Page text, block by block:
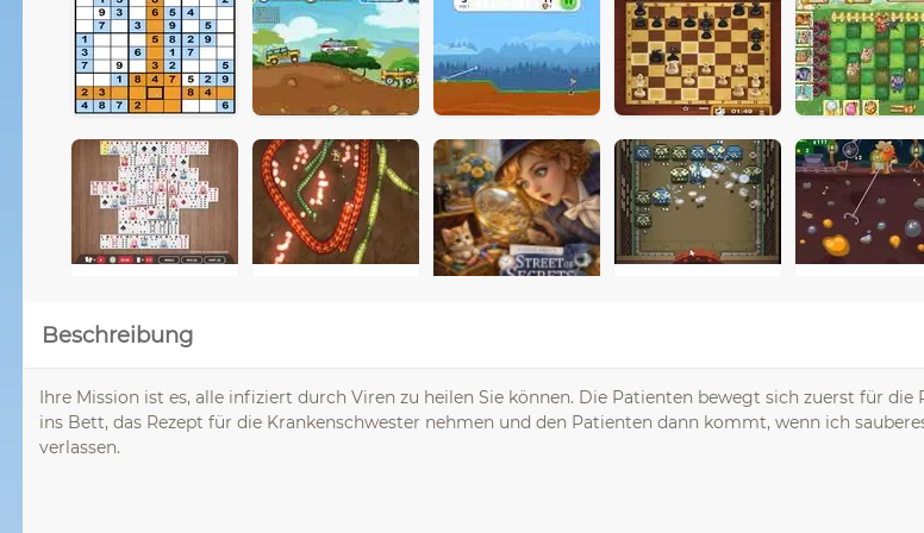
Beschreibung
Ihre Mission ist es, alle infiziert durch Viren zu heilen Sie können. Die Patienten bewegt sich zuerst für die
ins Bett, das Rezept für die Krankenschwester nehmen und den Patienten dann kommt, wenn ich
verlassen.